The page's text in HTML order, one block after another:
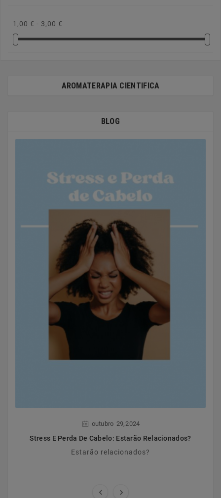
1,00 € - 3,00 €
AROMATERAPIA CIENTIFICA
BLOG
outubro 29, 2024
Stress E Perda De Cabelo: Estarão Relacionados?
Estarão relacionados?
 